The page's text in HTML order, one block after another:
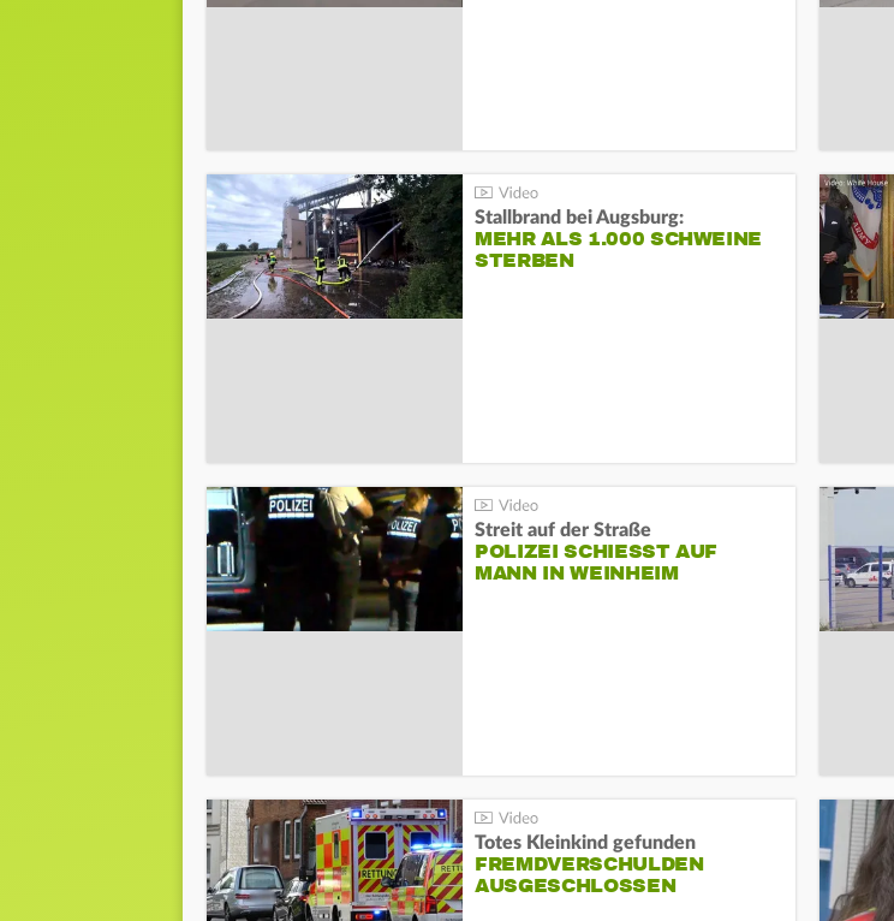
Stallbrand bei Augsburg:
MEHR ALS 1.000 SCHWEINE
STERBEN
Streit auf der Straße
POLIZEI SCHIESST AUF M
ANN IN WEINHEIM
Totes Kleinkind gefunden
FREMDVERSCHULDEN
AUSGESCHLOSSEN